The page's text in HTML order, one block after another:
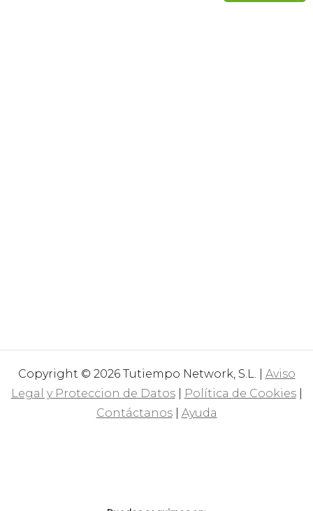
Copyright © 2026 Tutiempo Network, S.L. | Aviso
Legal y Proteccion de Datos| Política de Cookies|
Contáctanos| Ayuda